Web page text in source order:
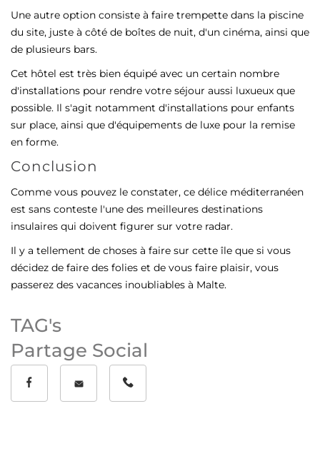
Une autre option consiste à faire trempette dans la piscine
du site, juste à côté de boîtes de nuit, d'un cinéma, ainsi que
de plusieurs bars.
Cet hôtel est très bien équipé avec un certain nombre
d'installations pour rendre votre séjour aussi luxueux que
possible. Il s'agit notamment d'installations pour enfants
sur place, ainsi que d'équipements de luxe pour la remise
en forme.
Conclusion
Comme vous pouvez le constater, ce délice méditerranéen
est sans conteste l'une des meilleures destinations
insulaires qui doivent figurer sur votre radar.
Il y a tellement de choses à faire sur cette île que si vous
décidez de faire des folies et de vous faire plaisir, vous
passerez des vacances inoubliables à Malte.
TAG's
Partage Social